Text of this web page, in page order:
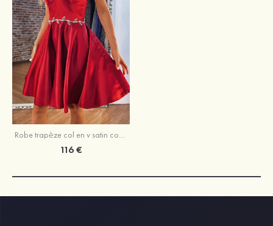
Robe trapèze col en v satin courte/mini robe de fête de la rentrée
116 €